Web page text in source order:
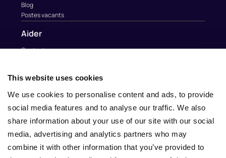
This website uses cookies
We use cookies to personalise content and ads, to provide
social media features and to analyse our traffic. We also
share information about your use of our site with our social
media, advertising and analytics partners who may
combine it with other information that you’ve provided to
Blog
Postes vacants
Aider
Contacter
info@nina.care